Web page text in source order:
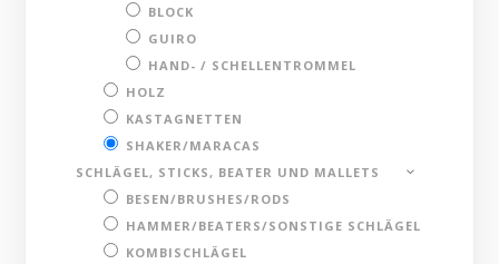
BLOCK
GUIRO
HAND- / SCHELLENTROMMEL
HOLZ
KASTAGNETTEN
SHAKER/MARACAS
SCHLÄGEL, STICKS, BEATER UND MALLETS
BESEN/BRUSHES/RODS
HAMMER/BEATERS/SONSTIGE SCHLÄGEL
KOMBISCHLÄGEL